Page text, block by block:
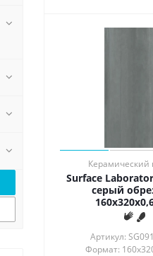
Керамический
Surface
серый
Артикул:
Формат: